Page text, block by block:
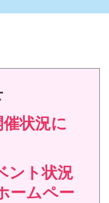
状況に
ント状況
ームペー